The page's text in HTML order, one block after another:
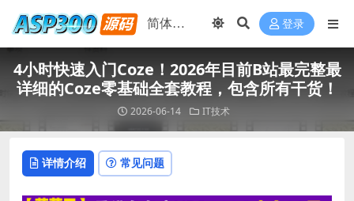
登录
4小时快速入门Coze！2026年目前B站最完整最
详细的Coze零基础全套教程，包含所有干货！
2026-06-14 IT技术
详情介绍 常见问题